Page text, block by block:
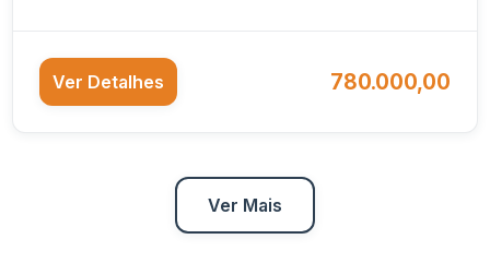
Ver Detalhes 780.000,00
Ver Mais